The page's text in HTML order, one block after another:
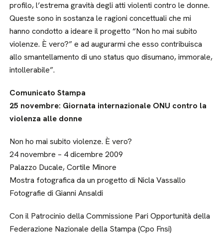
profilo, l’estrema gravità degli atti violenti contro le donne.
Queste sono in sostanza le ragioni concettuali che mi
hanno condotto a ideare il progetto “Non ho mai subito
violenze. È vero?” e ad augurarmi che esso contribuisca
allo smantellamento di uno status quo disumano, immorale,
intollerabile”.
Comunicato Stampa
25 novembre: Giornata internazionale ONU contro la
violenza alle donne
Non ho mai subito violenze. È vero?
24 novembre – 4 dicembre 2009
Palazzo Ducale, Cortile Minore
Mostra fotografica da un progetto di Nicla Vassallo
Fotografie di Gianni Ansaldi
Con il Patrocinio della Commissione Pari Opportunità della
Federazione Nazionale della Stampa (Cpo Fnsi)